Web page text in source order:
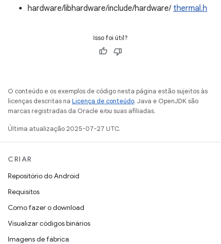
hardware/libhardware/include/hardware/ thermal.h
Isso foi útil?
O conteúdo e os exemplos de código nesta página estão sujeitos às
licenças descritas na Licença de conteúdo. Java e OpenJDK são
marcas registradas da Oracle e/ou suas afiliadas.
Última atualização 2025-07-27 UTC.
CRIAR
Repositório do Android
Requisitos
Como fazer o download
Visualizar códigos binários
Imagens de fábrica